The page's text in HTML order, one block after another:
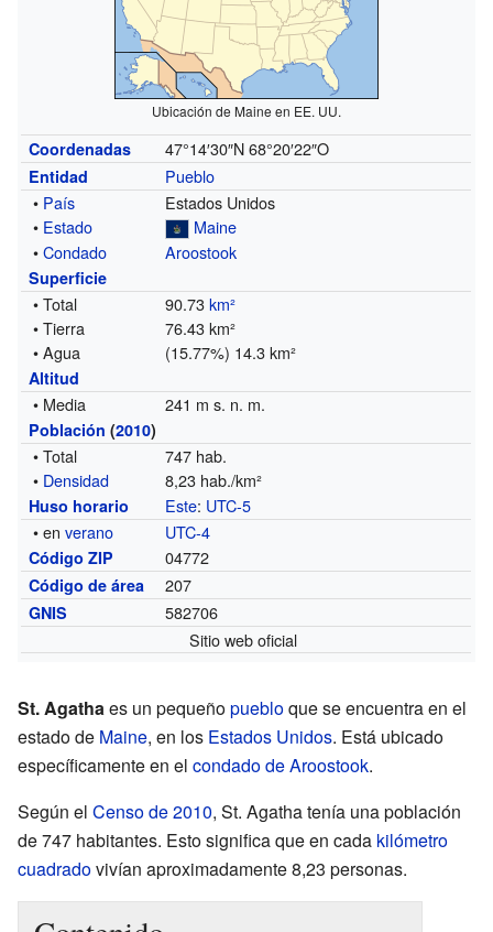
Ubicación de Maine en EE. UU.
Coordenadas 47°14′30″N 68°20′22″O
Entidad
Pueblo
• País
Estados Unidos
• Estado
Maine
•Condado Aroostook
Superficie
• Total 90.73km²
• Tierra
76.43 km²
• Agua
(15.77%) 14.3 km²
Altitud
• Media 241 m s. n. m.
Población (2010)
• Total
747 hab.
• Densidad 8,23 hab./km²
Huso horario Este: UTC-5
• enverano UTC-4
Código ZIP 04772
Código de área 207
GNIS
582706
Sitio web oficial
St. Agathaes un pequeñopuebloque se encuentra en el
estado de Maine, en los Estados Unidos. Está ubicado
específicamente en el condado de Aroostook.
Según el Censo de 2010, St. Agatha tenía una población
de 747 habitantes. Esto significa que en cada kilómetro
cuadradovivían aproximadamente 8,23 personas.